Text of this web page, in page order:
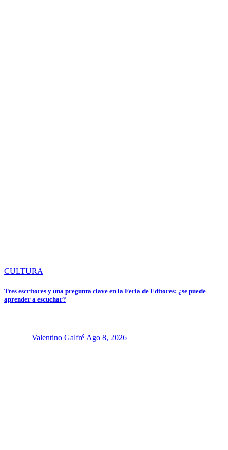
CULTURA
Tres escritores y una pregunta clave en la Feria de Editores: ¿se puede
aprender a escuchar?
Valentino Galfré Ago 8, 2026